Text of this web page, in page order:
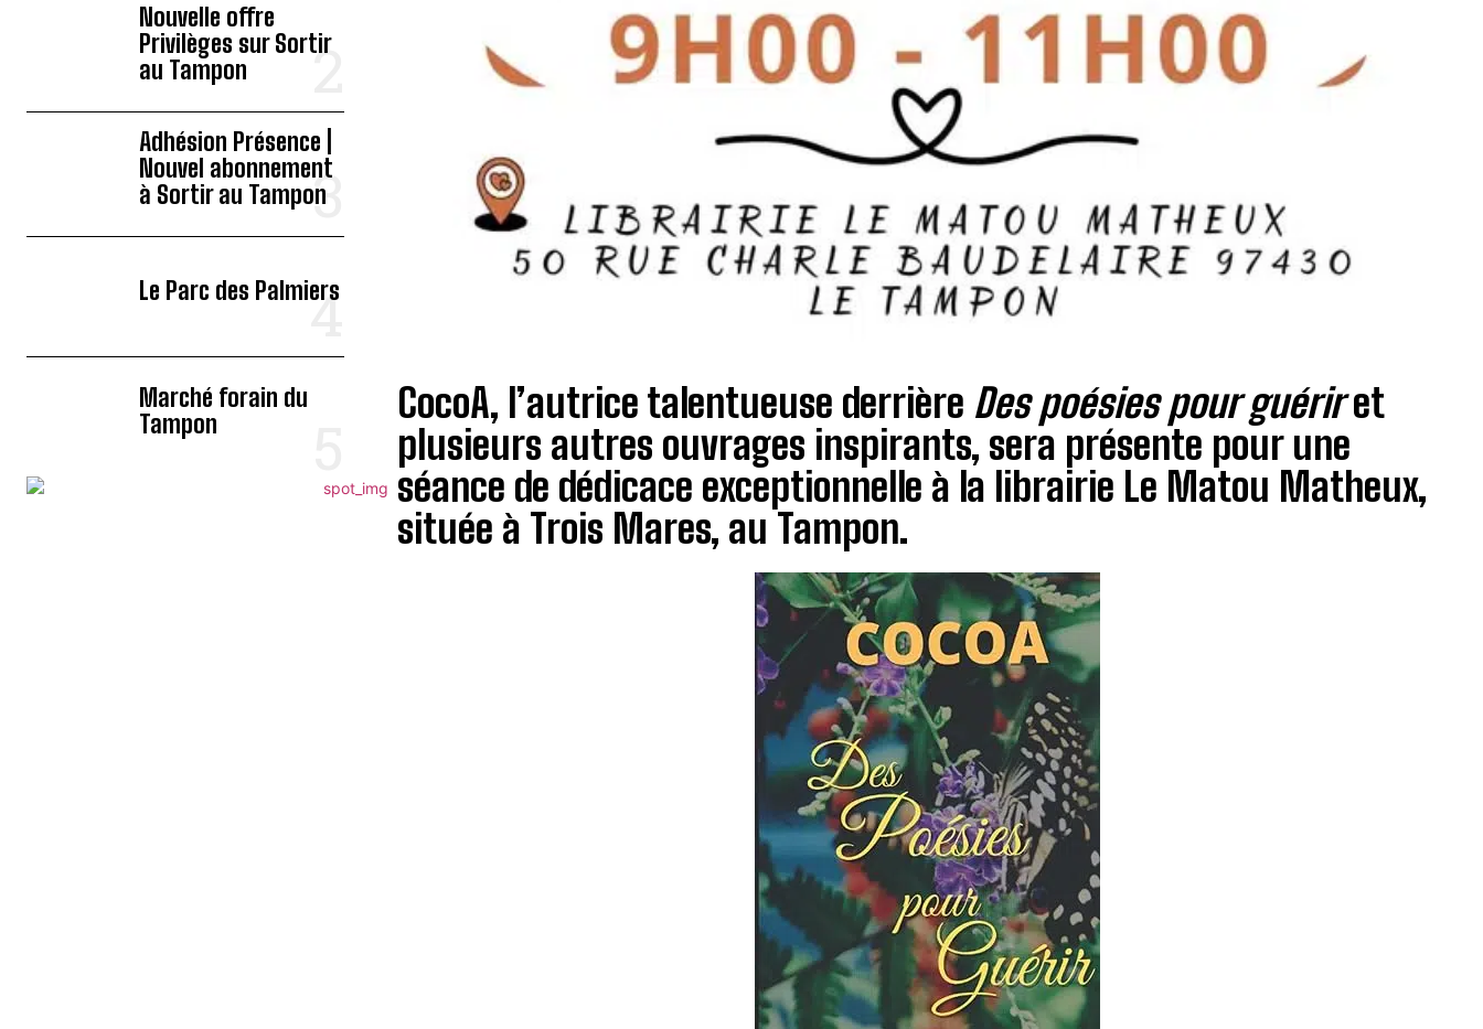
Nouvelle offre
Privilèges sur Sortir
au Tampon
Adhésion Présence |
Nouvel abonnement
à Sortir au Tampon
Le Parc des Palmiers
Marché forain du
Tampon
CocoA, l’autrice talentueuse derrière Des poésies pour guériret
plusieurs autres ouvrages inspirants, sera présente pour une
séance de dédicace exceptionnelle à la librairie Le Matou Matheux,
située à Trois Mares, au Tampon.